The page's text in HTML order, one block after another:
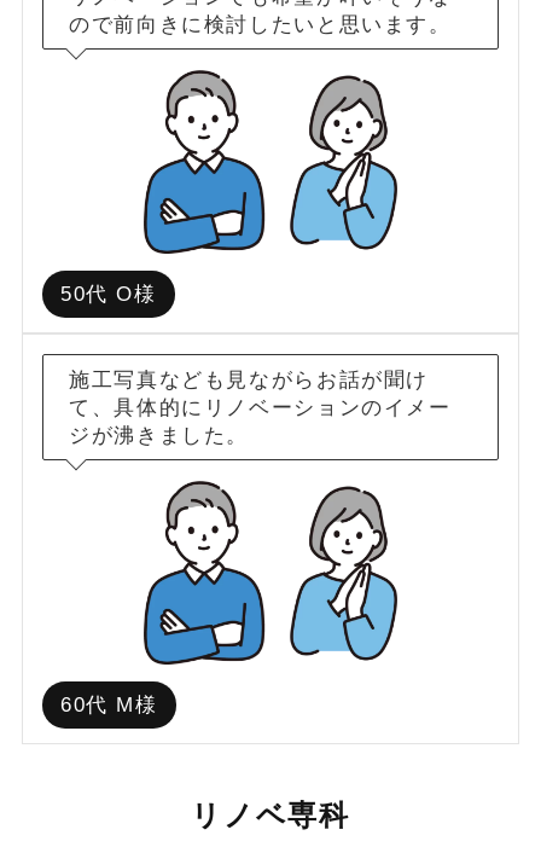
ので前向きに検討したいと思います。
50代 O様
施工写真なども見ながらお話が聞け
て、具体的にリノベーションのイメー
ジが沸きました。
60代 M様
リノベ専科